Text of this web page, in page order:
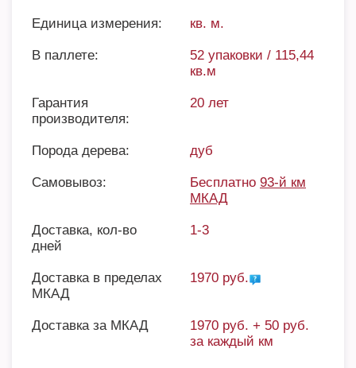
Единица измерения: кв. м.
В паллете:
52 упаковки / 115,44
кв.м
Гарантия
производителя:
20 лет
Порода дерева: дуб
Самовывоз: Бесплатно 93-й км
МКАД
Доставка, кол-во
дней
1-3
Доставка в пределах
МКАД
1970 руб.
Доставка за МКАД
1970 руб. + 50 руб.
за каждый км